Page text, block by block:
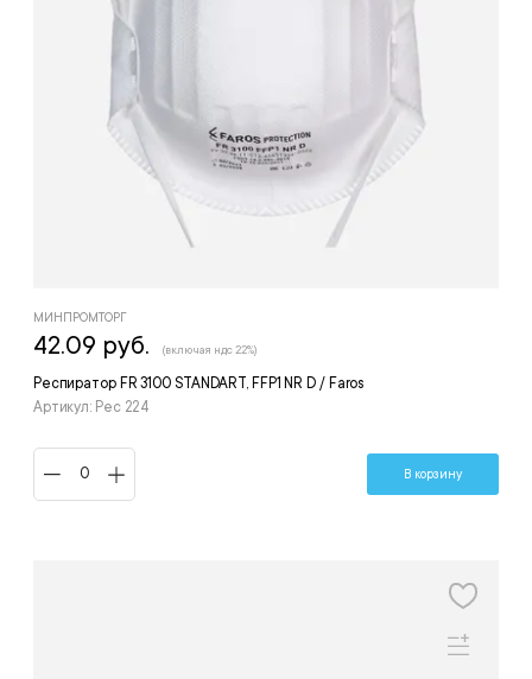
Респиратор FR 3100 STANDART, FFP1 NR D / Faros
Артикул: Рес 224
МИНПРОМТОРГ
42.09 руб. (включая ндс 22%)
В корзину